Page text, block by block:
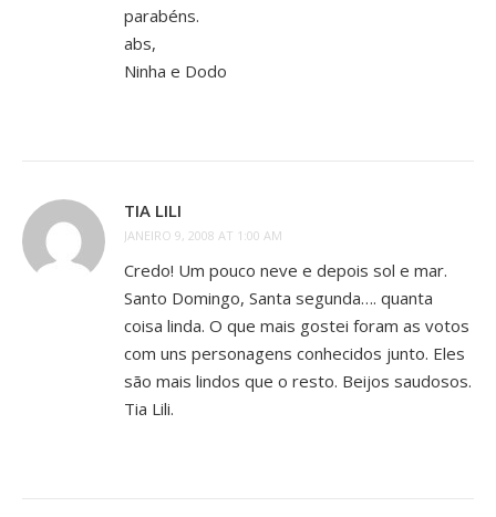
parabéns.
abs,
Ninha e Dodo
TIA LILI
JANEIRO 9, 2008 AT 1:00 AM
Credo! Um pouco neve e depois sol e mar.
Santo Domingo, Santa segunda…. quanta
coisa linda. O que mais gostei foram as votos
com uns personagens conhecidos junto. Eles
são mais lindos que o resto. Beijos saudosos.
Tia Lili.